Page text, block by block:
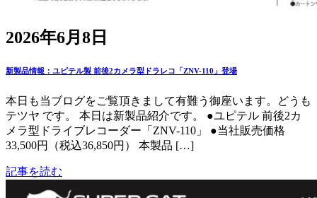
2026年6月8日
新製品情報：ユピテル製 前後2カメラ型ドラレコ「ZNV-110」登場
本日も当ブログをご覧頂きまして有難う御座います。どうも
テツヤ です。 本日は新製品紹介です。 ●ユピテル 前後2カ
メラ型ドライブレコーダー「ZNV-110」 ●当社販売価格
33,500円（税込36,850円） 本製品 […]
記事を読む